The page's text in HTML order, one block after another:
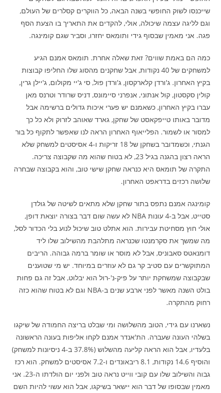
שייכנסו לשוק החופשי בשנה הבאה, כל הווקרים קסלרים של העולם,
וגם לליגה עצמה שיכולה, אולי, להקדים את התאריך בו הצעת הסף
פגה. אני מאמין שבסוף גידי ותומאס יחזרו, וסביר שגם קומינגה.
כמה הם באמת שווים? זאת שאלה אחרת. תומאס אמנם הגיע
למשחקים של 40 נקודות, אבל שחקנים מהסוג שלו החליפו קבוצות
בקיץ האחרון. ג'ורדן קלארקסון, ג'ורדן פול, סי ג'יי מקולום, ג'יילן גרין,
קולין סקסטון, קול אנתוני, אנפרני סיימונס, דניס שרודר וטרנס מאן
עברו בקיץ האחרון, כשאמנם יש פערי איכות גדולים ברשימה אבל
מדובר באותו טייפקאסט של שחקן, גארד שאוהב לזרוק ולא כל כך
למסור או לשמור. הפלייאוף האחרון הראה לנו שאפשר לתקוף כל בור
הגנתי, וכשמדובר בשחקן של 18 זריקות ו-4 אסיסטים למשחק שלא
הראה רצון בהגנה בגיל 23, לא בטוח שהוא מה שקבוצה צריכה.
התקרה של תומאס היא כנראה שחקן שישי טוב, והוא בקבוצה שבחרה
שלושה רכזים בדראפט האחרון.
קומינגה אמנם נתפס בתור שחקן שלא מתאים לשיטה של גולדן
סטייט, אבל ב-4 עונות NBA לא עשה שום דבר בצורה יוצאת דופן,
אולי חוץ מסחיטת עבירות. הוא אתלט טוב שיכול לנוע בלי הכדור לסל,
מה שמשך את סקרמנטו שכנראה מתלהבת מהשילוב שלו ליד
דומנאטס סאבוניס, אבל לא מוסר או שומר ברמה גבוהה. הריבים
המתוקשרים עם סטיב קר גם לא עוזרים במיוחד. יש מי שטוענים
שבקבוצה שמשחקת יותר על פיק-נ'-רול הוא יבלוט, אבל זה גם פחות
בולט השנה מאשר לפני ארבע שנים ב-NBA וגם לא בטוח שהוא כזה
רחוק מהתקרה.
נשארנו עם גידי, הטוב מהשלושה ומי שבלט בריצה החמודה של שיקגו
בשלהי העונה שעברה. הת'אנדר אמנם לקחו אליפות בעונה הראשונה
בלעדיו, אבל הוא הראה קליעה מהשלוש (37.8% ב-4 ניסיונות למשחק)
והוסיף 14.6 נקודות, 8.1 ריבאונדים ו-7.2 אסיסטים למשחק. הוא רכז
גבוה והשילוב שלו עם קובי ווייט נראה טוב ולפני יום הולדתו ה-23. אני
מאמין שבסופו של דבר הוא יישאר בשיקגו, אבל הוא עשוי להיות השם